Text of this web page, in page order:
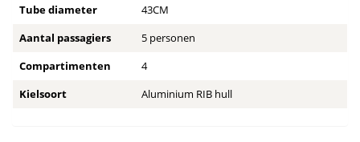
Tube diameter
43CM
Aantal passagiers
5 personen
Compartimenten
4
Kielsoort
Aluminium RIB hull